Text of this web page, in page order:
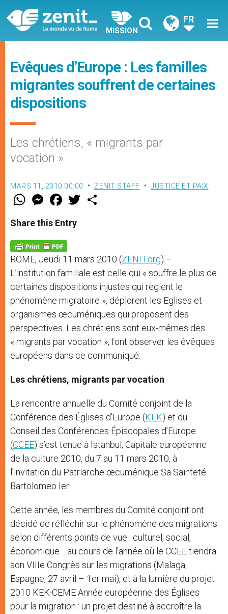
MISSION
FR
Evêques d’Europe : Les familles
migrantes souffrent de certaines
dispositions
Les chrétiens, « migrants par
vocation »
MARS 11, 2010 00:00 ZENIT STAFF JUSTICE ET PAIX
W
t
s
p
p
M
e
s
e
g
e
r
F
a
e
b
o
k
w
Share this Entry
ROME, Jeudi 11 mars 2010 (ZENIT.org) –
L’institution familiale est celle qui « souffre le plus de
certaines dispositions injustes qui règlent le
phénomène migratoire », déplorent les Eglises et
organismes œcuméniques qui proposent des
perspectives. Les chrétiens sont eux-mêmes des
« migrants par vocation », font observer les évêques
européens dans ce communiqué.
Les chrétiens, migrants par vocation
La rencontre annuelle du Comité conjoint de la
Conférence des Églises d’Europe (KEK) et du
Conseil des Conférences Épiscopales d’Europe
(CCEE) s’est tenue à Istanbul, Capitale européenne
de la culture 2010, du 7 au 11 mars 2010, à
l’invitation du Patriarche œcuménique Sa Sainteté
Bartolomeo Ier.
Cette année, les membres du Comité conjoint ont
décidé de réfléchir sur le phénomène des migrations
selon différents points de vue : culturel, social,
économique… au cours de l’année où le CCEE tiendra
son VIIIe Congrès sur les migrations (Malaga,
Espagne, 27 avril – 1er mai), et à la lumière du projet
2010 KEK-CEME Année européenne des Églises
pour la migration : un projet destiné à accroître la